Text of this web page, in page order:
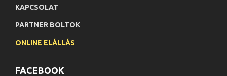
KAPCSOLAT
PARTNER BOLTOK
ONLINE ELÁLLÁS
FACEBOOK